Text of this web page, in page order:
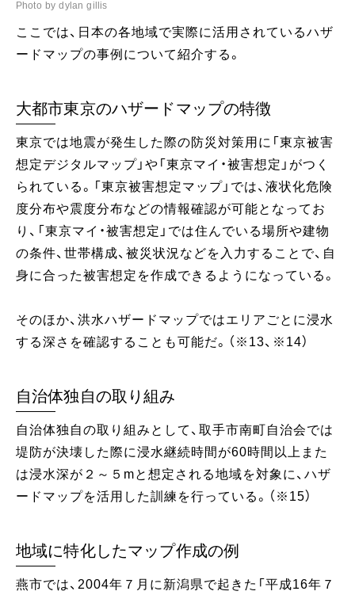
Photo by dylan gillis
ここでは、日本の各地域で実際に活用されているハザ
ードマップの事例について紹介する。
大都市東京のハザードマップの特徴
東京では地震が発生した際の防災対策用に「東京被害
想定デジタルマップ」や「東京マイ・被害想定」がつく
られている。「東京被害想定マップ」では、液状化危険
度分布や震度分布などの情報確認が可能となってお
り、「東京マイ・被害想定」では住んでいる場所や建物
の条件、世帯構成、被災状況などを入力することで、自
身に合った被害想定を作成できるようになっている。
そのほか、洪水ハザードマップではエリアごとに浸水
する深さを確認することも可能だ。（※13、※14）
自治体独自の取り組み
自治体独自の取り組みとして、取手市南町自治会では
堤防が決壊した際に浸水継続時間が60時間以上また
は浸水深が２～５mと想定される地域を対象に、ハザ
ードマップを活用した訓練を行っている。（※15）
地域に特化したマップ作成の例
燕市では、2004年７月に新潟県で起きた「平成16年７